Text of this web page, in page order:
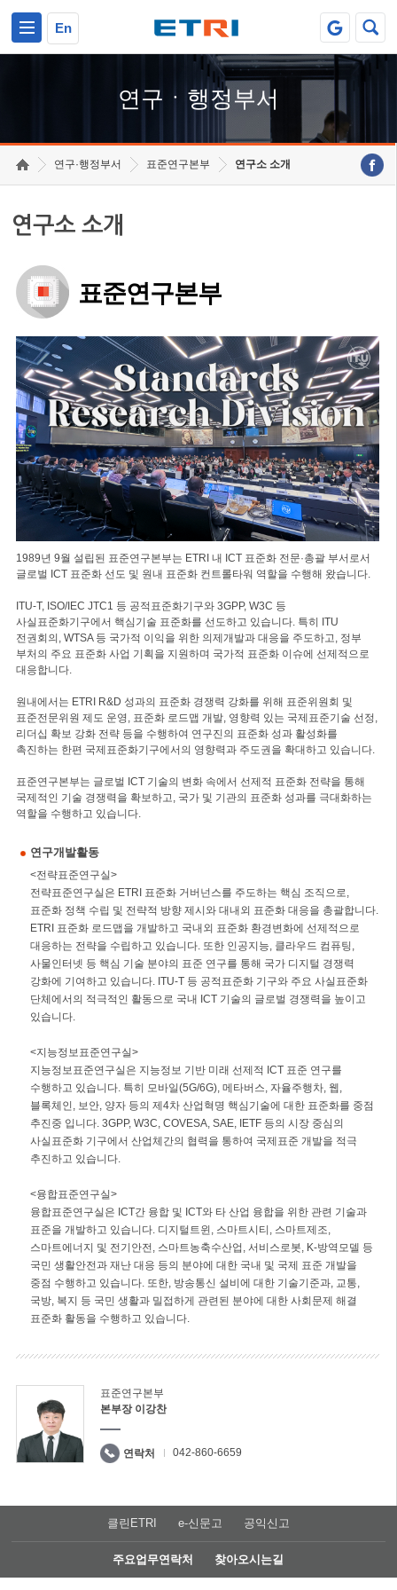
En
연구ㆍ행정부서
연구·행정부서 표준연구본부 연구소 소개
연구소 소개
표준연구본부
1989년 9월 설립된 표준연구본부는 ETRI 내 ICT 표준화 전문·총괄 부서로서
글로벌 ICT 표준화 선도 및 원내 표준화 컨트롤타워 역할을 수행해 왔습니다.
ITU-T, ISO/IEC JTC1 등 공적표준화기구와 3GPP, W3C 등
사실표준화기구에서 핵심기술 표준화를 선도하고 있습니다. 특히 ITU
전권회의, WTSA 등 국가적 이익을 위한 의제개발과 대응을 주도하고, 정부
부처의 주요 표준화 사업 기획을 지원하며 국가적 표준화 이슈에 선제적으로
대응합니다.
원내에서는 ETRI R&D 성과의 표준화 경쟁력 강화를 위해 표준위원회 및
표준전문위원 제도 운영, 표준화 로드맵 개발, 영향력 있는 국제표준기술 선정,
리더십 확보 강화 전략 등을 수행하여 연구진의 표준화 성과 활성화를
촉진하는 한편 국제표준화기구에서의 영향력과 주도권을 확대하고 있습니다.
표준연구본부는 글로벌 ICT 기술의 변화 속에서 선제적 표준화 전략을 통해
국제적인 기술 경쟁력을 확보하고, 국가 및 기관의 표준화 성과를 극대화하는
역할을 수행하고 있습니다.
연구개발활동
<전략표준연구실>
전략표준연구실은 ETRI 표준화 거버넌스를 주도하는 핵심 조직으로,
표준화 정책 수립 및 전략적 방향 제시와 대내외 표준화 대응을 총괄합니다.
ETRI 표준화 로드맵을 개발하고 국내외 표준화 환경변화에 선제적으로
대응하는 전략을 수립하고 있습니다. 또한 인공지능, 클라우드 컴퓨팅,
사물인터넷 등 핵심 기술 분야의 표준 연구를 통해 국가 디지털 경쟁력
강화에 기여하고 있습니다. ITU-T 등 공적표준화 기구와 주요 사실표준화
단체에서의 적극적인 활동으로 국내 ICT 기술의 글로벌 경쟁력을 높이고
있습니다.
<지능정보표준연구실>
지능정보표준연구실은 지능정보 기반 미래 선제적 ICT 표준 연구를
수행하고 있습니다. 특히 모바일(5G/6G), 메타버스, 자율주행차, 웹,
블록체인, 보안, 양자 등의 제4차 산업혁명 핵심기술에 대한 표준화를 중점
추진중 입니다. 3GPP, W3C, COVESA, SAE, IETF 등의 시장 중심의
사실표준화 기구에서 산업체간의 협력을 통하여 국제표준 개발을 적극
추진하고 있습니다.
<융합표준연구실>
융합표준연구실은 ICT간 융합 및 ICT와 타 산업 융합을 위한 관련 기술과
표준을 개발하고 있습니다. 디지털트윈, 스마트시티, 스마트제조,
스마트에너지 및 전기안전, 스마트농축수산업, 서비스로봇, K-방역모델 등
국민 생활안전과 재난 대응 등의 분야에 대한 국내 및 국제 표준 개발을
중점 수행하고 있습니다. 또한, 방송통신 설비에 대한 기술기준과, 교통,
국방, 복지 등 국민 생활과 밀접하게 관련된 분야에 대한 사회문제 해결
표준화 활동을 수행하고 있습니다.
표준연구본부
본부장 이강찬
연락처 042-860-6659
클린ETRI e-신문고 공익신고
주요업무연락처 찾아오시는길